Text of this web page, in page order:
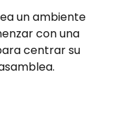
un ambiente
con una
centrar su